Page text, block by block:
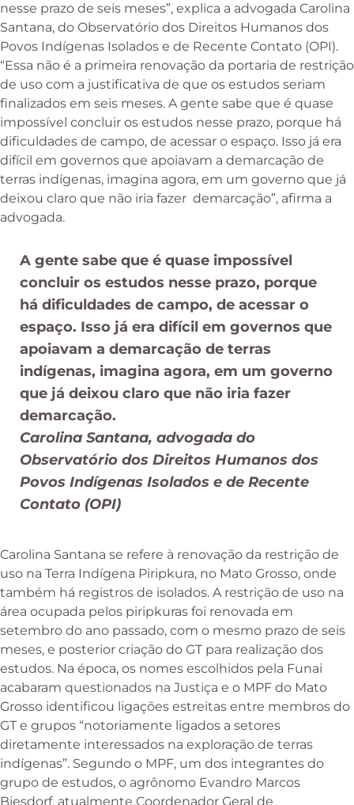
nesse prazo de seis meses”, explica a advogada Carolina
Santana, do Observatório dos Direitos Humanos dos
Povos Indígenas Isolados e de Recente Contato (OPI).
“Essa não é a primeira renovação da portaria de restrição
de uso com a justificativa de que os estudos seriam
finalizados em seis meses. A gente sabe que é quase
impossível concluir os estudos nesse prazo, porque há
dificuldades de campo, de acessar o espaço. Isso já era
difícil em governos que apoiavam a demarcação de
terras indígenas, imagina agora, em um governo que já
deixou claro que não iria fazer demarcação”, afirma a
advogada.
A gente sabe que é quase impossível
concluir os estudos nesse prazo, porque
há dificuldades de campo, de acessar o
espaço. Isso já era difícil em governos que
apoiavam a demarcação de terras
indígenas, imagina agora, em um governo
que já deixou claro que não iria fazer
demarcação.
Carolina Santana, advogada do
Observatório dos Direitos Humanos dos
Povos Indígenas Isolados e de Recente
Contato (OPI)
Carolina Santana se refere à renovação da restrição de
uso na Terra Indígena Piripkura, no Mato Grosso, onde
também há registros de isolados. A restrição de uso na
área ocupada pelos piripkuras foi renovada em
setembro do ano passado, com o mesmo prazo de seis
meses, e posterior criação do GT para realização dos
estudos. Na época, os nomes escolhidos pela Funai
acabaram questionados na Justiça e o MPF do Mato
Grosso identificou ligações estreitas entre membros do
GT e grupos “notoriamente ligados a setores
diretamente interessados na exploração de terras
indígenas”. Segundo o MPF, um dos integrantes do
grupo de estudos, o agrônomo Evandro Marcos
Biesdorf, atualmente Coordenador Geral de